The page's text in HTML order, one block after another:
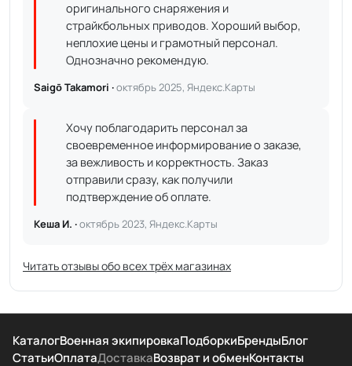
оригинального снаряжения и
страйкбольных приводов. Хороший выбор,
неплохие цены и грамотный персонал.
Однозначно рекомендую.
Saigō Takamori ·октябрь 2025, Яндекс.Карты
Хочу поблагодарить персонал за
своевременное информирование о заказе,
за вежливость и корректность. Заказ
отправили сразу, как получили
подтверждение об оплате.
Кеша И. ·октябрь 2023, Яндекс.Карты
Читать отзывы обо всех трёх магазинах
КаталогВоенная экипировкаПодборкиБрендыБлог
СтатьиОплатаДоставкаВозврат и обменКонтакты